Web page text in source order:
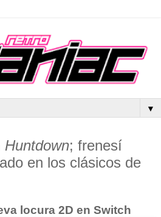
▼
Huntdown; frenesí
en los clásicos de
locura 2D en Switch